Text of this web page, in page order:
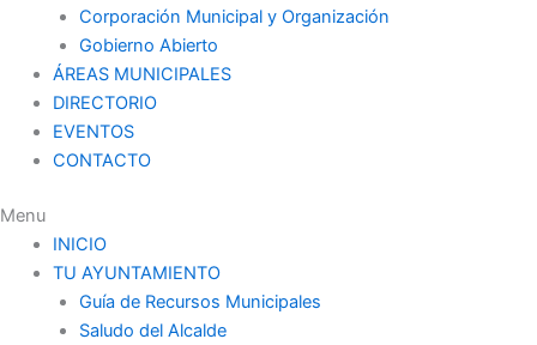
Corporación Municipal y Organización
Gobierno Abierto
ÁREAS MUNICIPALES
DIRECTORIO
EVENTOS
CONTACTO
Menu
INICIO
TU AYUNTAMIENTO
Guía de Recursos Municipales
Saludo del Alcalde